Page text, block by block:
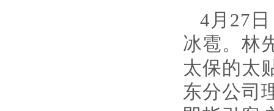
4月27
冰雹。林
太保的太
东分公司